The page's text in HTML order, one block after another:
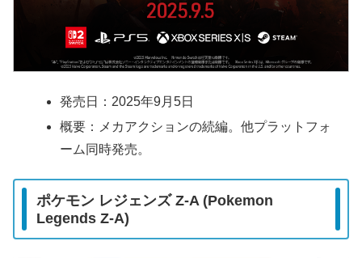
発売日：2025年9月5日
概要：メカアクションの続編。他プラットフォ
ーム同時発売。
ポケモン レジェンズ Z-A (Pokemon
Legends Z-A)